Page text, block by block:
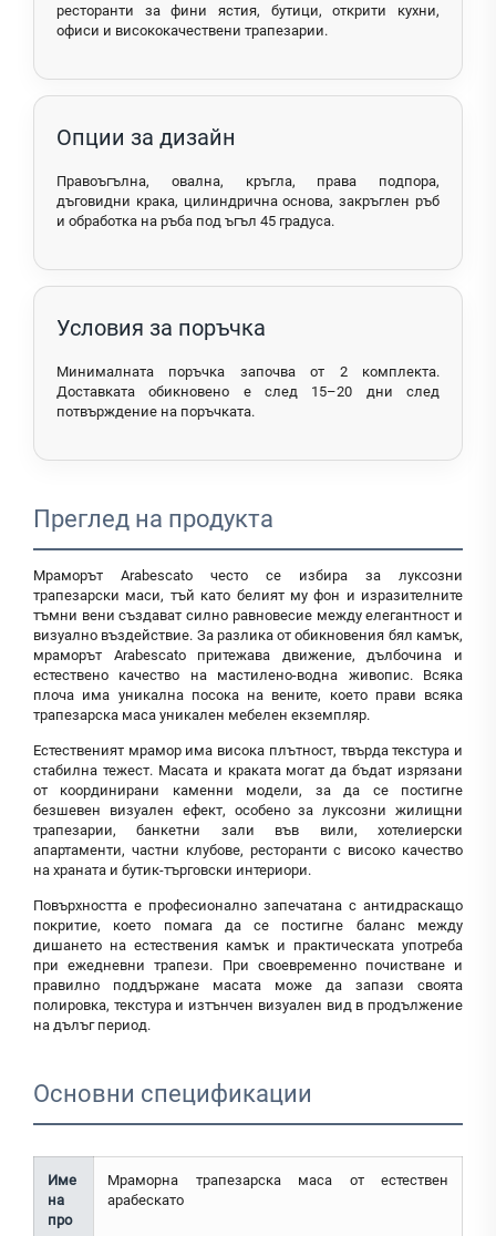
ресторанти за фини ястия, бутици, открити кухни,
офиси и висококачествени трапезарии.
Опции за дизайн
Правоъгълна, овална, кръгла, права подпора,
дъговидни крака, цилиндрична основа, закръглен ръб
и обработка на ръба под ъгъл 45 градуса.
Условия за поръчка
Минималната поръчка започва от 2 комплекта.
Доставката обикновено е след 15–20 дни след
потвърждение на поръчката.
Преглед на продукта
Мраморът Arabescato често се избира за луксозни
трапезарски маси, тъй като белият му фон и изразителните
тъмни вени създават силно равновесие между елегантност и
визуално въздействие. За разлика от обикновения бял камък,
мраморът Arabescato притежава движение, дълбочина и
естествено качество на мастилено-водна живопис. Всяка
плоча има уникална посока на вените, което прави всяка
трапезарска маса уникален мебелен екземпляр.
Естественият мрамор има висока плътност, твърда текстура и
стабилна тежест. Масата и краката могат да бъдат изрязани
от координирани каменни модели, за да се постигне
безшевен визуален ефект, особено за луксозни жилищни
трапезарии, банкетни зали във вили, хотелиерски
апартаменти, частни клубове, ресторанти с високо качество
на храната и бутик-търговски интериори.
Повърхността е професионално запечатана с антидраскащо
покритие, което помага да се постигне баланс между
дишането на естествения камък и практическата употреба
при ежедневни трапези. При своевременно почистване и
правилно поддържане масата може да запази своята
полировка, текстура и изтънчен визуален вид в продължение
на дълъг период.
Основни спецификации
Име
на
про
Мраморна трапезарска маса от естествен
арабескато